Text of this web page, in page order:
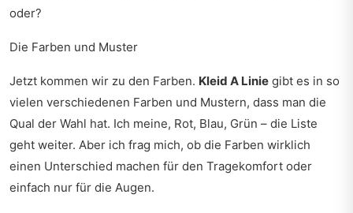
oder?
Die Farben und Muster
Jetzt kommen wir zu den Farben. Kleid A Linie gibt es in so
vielen verschiedenen Farben und Mustern, dass man die
Qual der Wahl hat. Ich meine, Rot, Blau, Grün – die Liste
geht weiter. Aber ich frag mich, ob die Farben wirklich
einen Unterschied machen für den Tragekomfort oder
einfach nur für die Augen.